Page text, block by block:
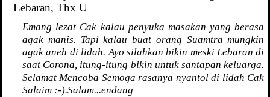
Lebaran, Thx U
Emang lezat Cak kalau penyuka masakan yang berasa
agak manis. Tapi kalau buat orang Suamtra mungkin
agak aneh di lidah. Ayo silahkan bikin meski Lebaran di
saat Corona, itung-itung bikin untuk santapan keluarga.
Selamat Mencoba Semoga rasanya nyantol di lidah Cak
Salaim :-).Salam...endang